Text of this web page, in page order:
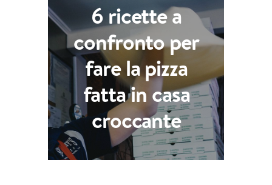
6 ricette a
confronto per
fare la pizza
fatta in casa
croccante